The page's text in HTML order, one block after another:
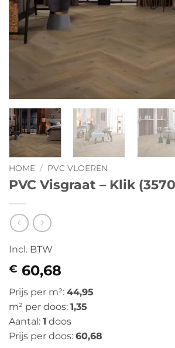
HOME / PVC VLOEREN
PVC Visgraat – Klik
Incl. BTW
€ 60,68
Prijs per m²: 44,95
m² per doos: 1,35
Aantal: 1 doos
Prijs per doos: 60,68